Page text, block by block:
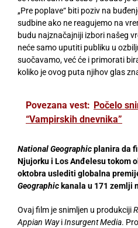
„Pre poplave“ biti poziv na
sudbine ako ne reagujemo na
budu najznačajniji izbori našeg
neće samo uputiti publiku u
suočavamo, već će i primorati
koliko je ovog puta njihov glas
Povezana vest: Počelo
“Vampirskih dnevnika”
National Geographicplanira da
Njujorku i Los Anđelesu tokom
oktobra uslediti globalna
Geographic kanala u 171 zemlji
Ovaj film je snimljen u produkciji
Appian WayiInsurgent Media.